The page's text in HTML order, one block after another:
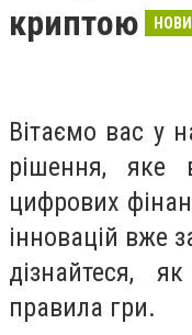
криптою
Вітаємо вас у
рішення, яке
цифрових
інновацій вже
дізнайтеся,
правила гри.